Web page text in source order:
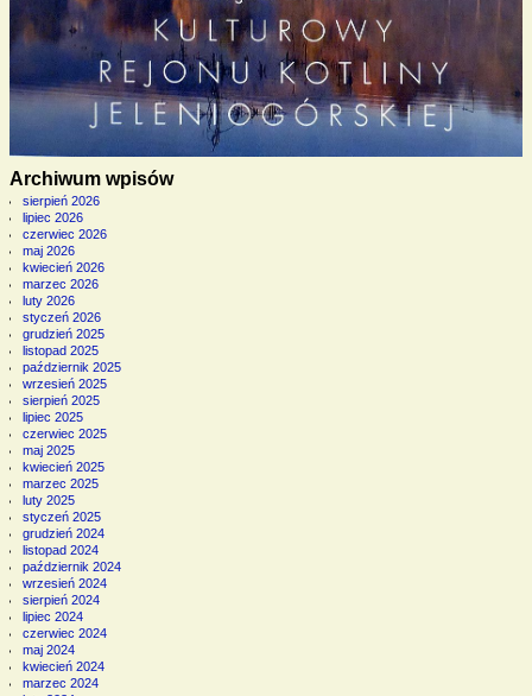
Archiwum wpisów
sierpień 2026
lipiec 2026
czerwiec 2026
maj 2026
kwiecień 2026
marzec 2026
luty 2026
styczeń 2026
grudzień 2025
listopad 2025
październik 2025
wrzesień 2025
sierpień 2025
lipiec 2025
czerwiec 2025
maj 2025
kwiecień 2025
marzec 2025
luty 2025
styczeń 2025
grudzień 2024
listopad 2024
październik 2024
wrzesień 2024
sierpień 2024
lipiec 2024
czerwiec 2024
maj 2024
kwiecień 2024
marzec 2024